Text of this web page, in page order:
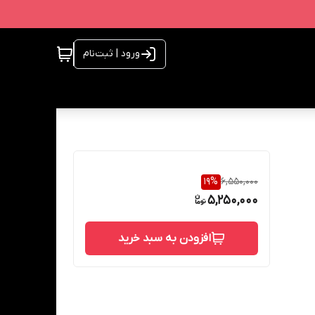
ورود | ثبت‌نام
6,550,000
19%
5,250,000
افزودن به سبد خرید